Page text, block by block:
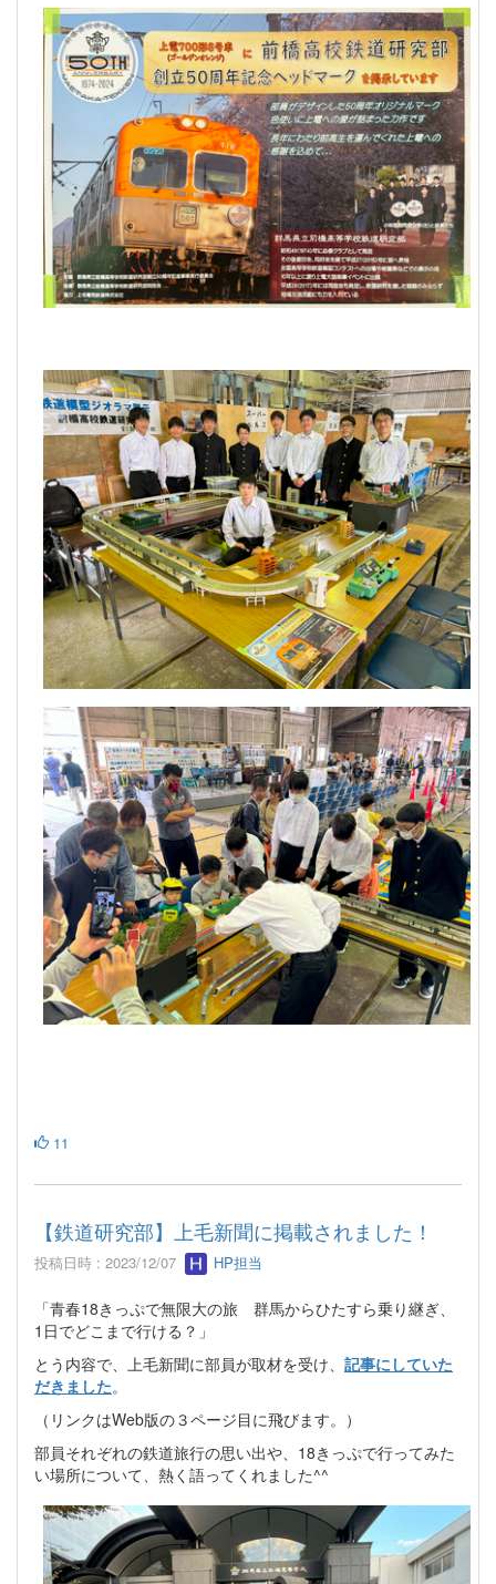
11
【鉄道研究部】上毛新聞に掲載されました！
投稿日時 : 2023/12/07 HP担当
「青春18きっぷで無限大の旅 群馬からひたすら乗り継ぎ、
1日でどこまで行ける？」
とう内容で、上毛新聞に部員が取材を受け、 記事にしていた
だきました。
（リンクはWeb版の３ページ目に飛びます。）
部員それぞれの鉄道旅行の思い出や、18きっぷで行ってみた
い場所について、熱く語ってくれました^^